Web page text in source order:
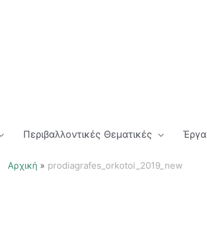
Περιβαλλοντικές Θεματικές Έργα
Αρχική prodiagrafes_orkotoi_2019_new